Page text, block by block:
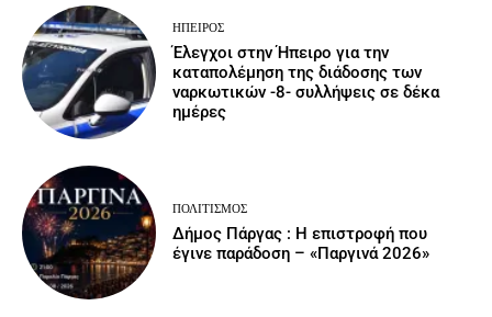
ΉΠΕΙΡΟΣ
Έλεγχοι στην Ήπειρο για την
καταπολέμηση της διάδοσης των
ναρκωτικών -8- συλλήψεις σε δέκα
ημέρες
ΠΟΛΙΤΙΣΜΌΣ
Δήμος Πάργας : Η επιστροφή που
έγινε παράδοση – «Παργινά 2026»